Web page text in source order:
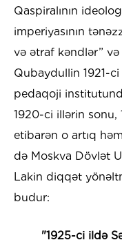
Qaspiralının
imperiyasının
və ətraf kəndlər”
Qubaydullin 1921-
pedaqoji
1920-ci illərin sonu,
etibarən o artıq
də Moskva Dövlət
Lakin diqqət
budur:
"1925-ci ildə